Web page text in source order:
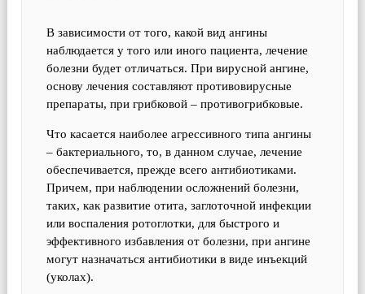
В зависимости от того, какой вид ангины
наблюдается у того или иного пациента, лечение
болезни будет отличаться. При вирусной ангине,
основу лечения составляют противовирусные
препараты, при грибковой – противогрибковые.
Что касается наиболее агрессивного типа ангины
– бактериального, то, в данном случае, лечение
обеспечивается, прежде всего антибиотиками.
Причем, при наблюдении осложнений болезни,
таких, как развитие отита, заглоточной инфекции
или воспаления ротоглотки, для быстрого и
эффективного избавления от болезни, при ангине
могут назначаться антибиотики в виде инъекций
(уколах).